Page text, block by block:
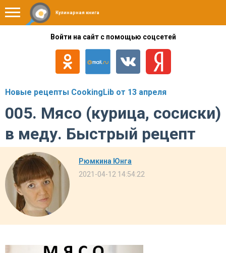
Кулинарная книга
Войти на сайт с помощью соцсетей
Новые рецепты CookingLib от 13 апреля
005. Мясо (курица, сосиски)
в меду. Быстрый рецепт
Рюмкина Юнга
2021-04-12 14:54:22